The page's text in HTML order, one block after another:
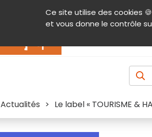
Ce site utilise des cookies 🍪
et vous donne le contrôle
Contenu Aide et accessibilité Menu
Actualités > Le label « TOURISME &